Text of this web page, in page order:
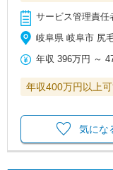
サービス管理責任
岐阜県 岐阜市 尻
年収 396万円 ～
年収400万円以上
気にな